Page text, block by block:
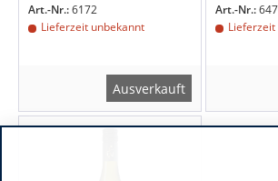
Art.-Nr.:6172
Lieferzeit unbekannt
Ausverkauft
Art.-Nr.: